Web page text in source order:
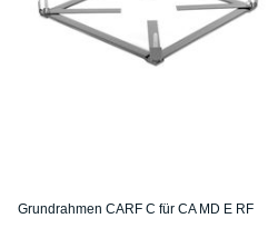
Grundrahmen CARF C für CA MD E RF